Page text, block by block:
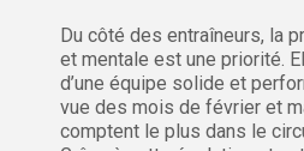
Du côté des entraîneurs, la
et mentale est une priorité.
d’une équipe solide et
vue des mois de février et
comptent le plus dans le